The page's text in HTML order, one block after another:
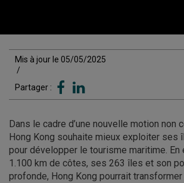
Mis à jour le 05/05/2025
/
Partager :
Dans le cadre d’une nouvelle motion non
Hong Kong souhaite mieux exploiter ses
pour développer le tourisme maritime.
1.100 km de côtes, ses 263 îles et son
profonde, Hong Kong pourrait